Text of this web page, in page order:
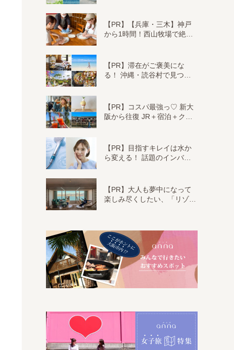
【PR】【兵庫・三木】神戸
から1時間！西山牧場で絶…
【PR】滞在がご褒美にな
る！ 沖縄・読谷村で見つ…
【PR】コスパ最強っ♡ 新大
阪から往復 JR＋宿泊＋ク…
【PR】目指すキレイは水か
ら変える！ 話題のインバ…
【PR】大人も夢中になって
楽しみ尽くしたい、「リゾ…